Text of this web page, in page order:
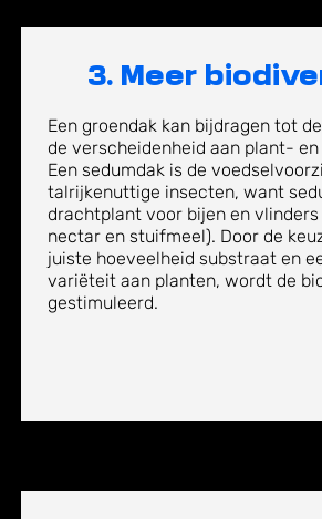
3. Meer
Een groendak kan bijdragen tot
de verscheidenheid aan plant-
Een sedumdak is de
talrijkenuttige insecten, want s
drachtplant voor bijen en vlinders
nectar en stuifmeel). Door de
juiste hoeveelheid substraat en
variëteit aan planten, wordt de
gestimuleerd.